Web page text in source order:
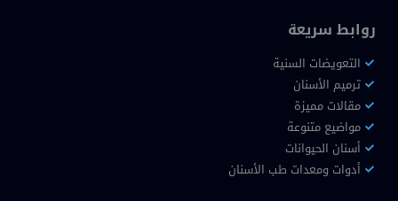
روابط سريعة
التعويضات السنية
ترميم الأسنان
مقالات مميزة
مواضيع متنوعة
أسنان الحيوانات
أدوات ومعدات طب الأسنان